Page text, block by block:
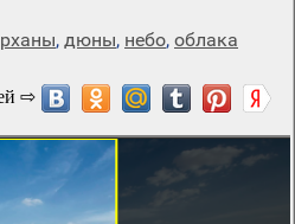
, дюны, небо, облака